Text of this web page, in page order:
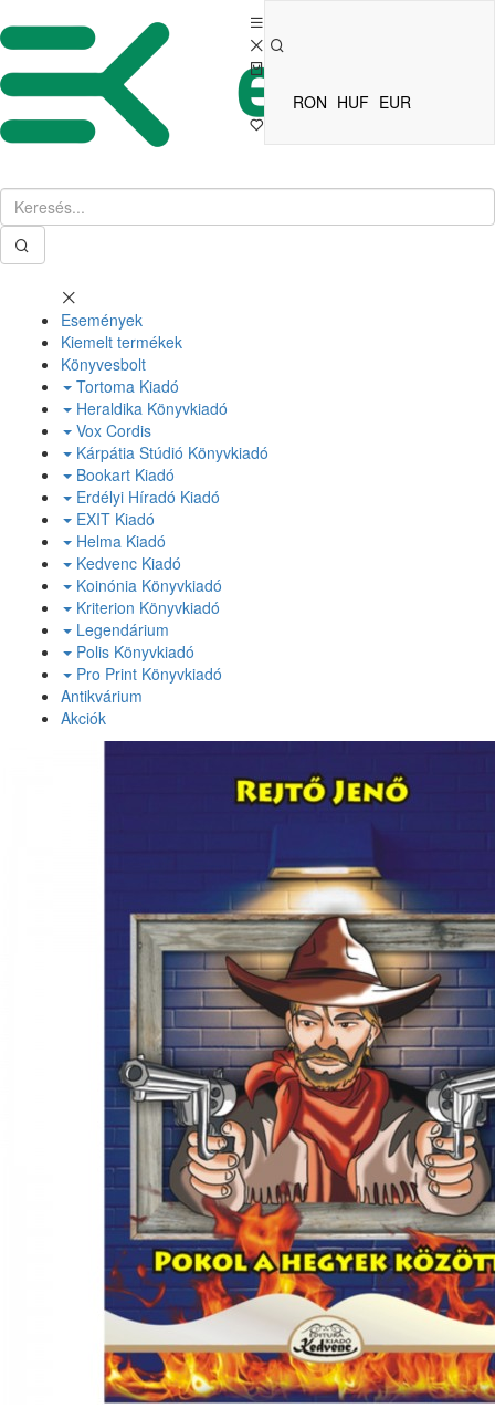
RON HUF EUR
Események
Kiemelt termékek
Könyvesbolt
Tortoma Kiadó
Heraldika Könyvkiadó
Vox Cordis
Kárpátia Stúdió Könyvkiadó
Bookart Kiadó
Erdélyi Híradó Kiadó
EXIT Kiadó
Helma Kiadó
Kedvenc Kiadó
Koinónia Könyvkiadó
Kriterion Könyvkiadó
Legendárium
Polis Könyvkiadó
Pro Print Könyvkiadó
Antikvárium
Akciók